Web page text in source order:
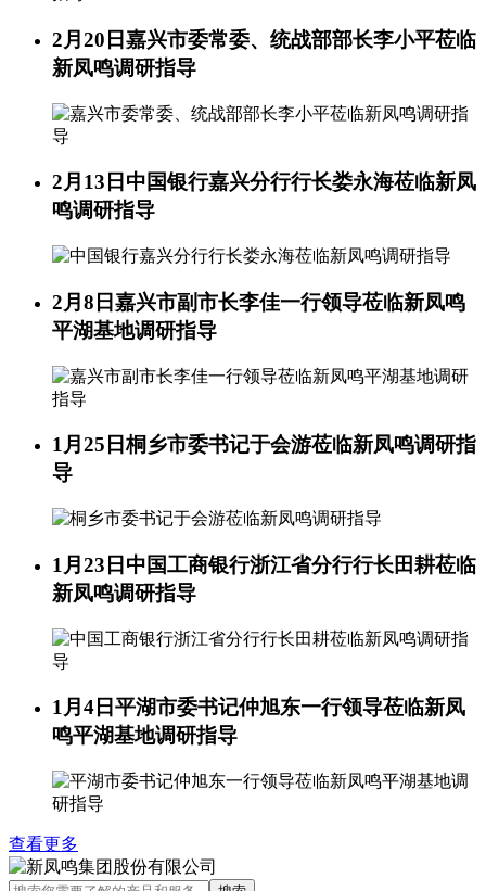
2月20日嘉兴市委常委、统战部部长李小平莅临
新凤鸣调研指导
2月13日 中国银行嘉兴分行行长娄永海莅临新凤
鸣调研指导
2月8日嘉兴市副市长李佳一行领导莅临新凤鸣
平湖基地调研指导
1月25日桐乡市委书记于会游莅临新凤鸣调研指
导
1月23日 中国工商银行浙江省分行行长田耕莅临
新凤鸣调研指导
1月4日平湖市委书记仲旭东一行领导莅临新凤
鸣平湖基地调研指导
查看更多